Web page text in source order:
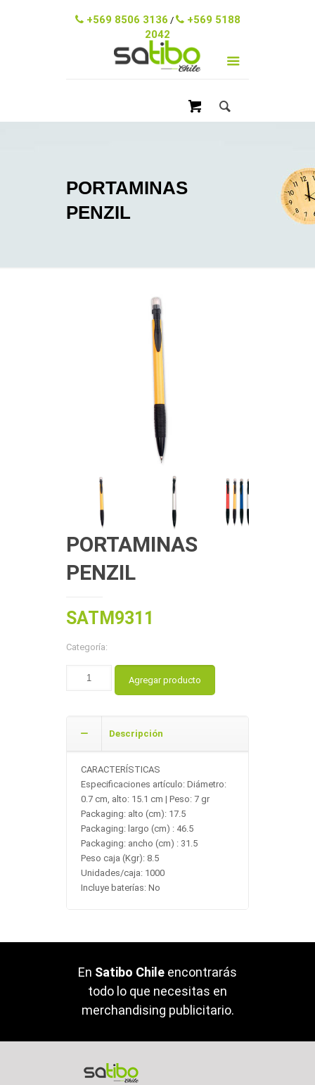
+569 8506 3136 /
+569 5188
2042
PORTAMINAS
PENZIL
PORTAMINAS
PENZIL
SATM9311
Categoría:
Agregar producto
Descripción
CARACTERÍSTICAS
Especificaciones artículo: Diámetro:
0.7 cm, alto: 15.1 cm | Peso: 7 gr
Packaging: alto (cm): 17.5
Packaging: largo (cm) : 46.5
Packaging: ancho (cm) : 31.5
Peso caja (Kgr): 8.5
Unidades/caja: 1000
Incluye baterías: No
En Satibo Chile encontrarás
todo lo que necesitas en
merchandising publicitario.